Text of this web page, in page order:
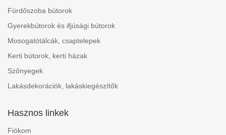
Fürdőszoba bútorok
Gyerekbútorok és ifjúsági bútorok
Mosogatótálcák, csaptelepek
Kerti bútorok, kerti házak
Szőnyegek
Lakásdekorációk, lakáskiegészítők
Hasznos linkek
Fiókom